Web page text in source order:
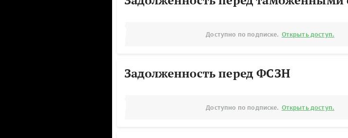
Доступно по подписке. Открыть доступ.
Задолженность перед ФСЗН
Доступно по подписке. Открыть доступ.